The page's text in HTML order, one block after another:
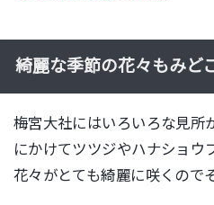
綺麗な季節の花々もみど
梅宮大社にはいろいろな見所
にかけてツツジやハナショウ
花々がとても綺麗に咲くので